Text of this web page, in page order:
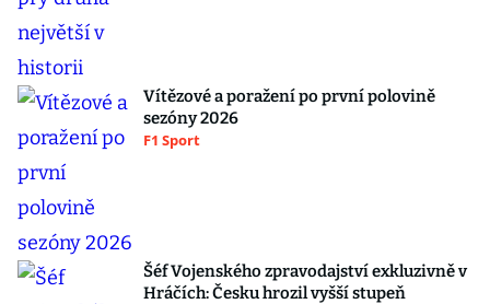
Vítězové a poražení po první polovině
sezóny 2026
F1 Sport
Šéf Vojenského zpravodajství exkluzivně v
Hráčích: Česku hrozil vyšší stupeň